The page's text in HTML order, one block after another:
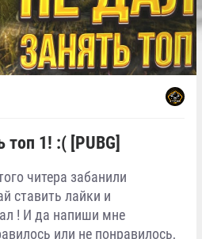
топ 1! :( [PUBG]
читера забанили
ставить лайки и
! И да напиши мне
или не понравилось,